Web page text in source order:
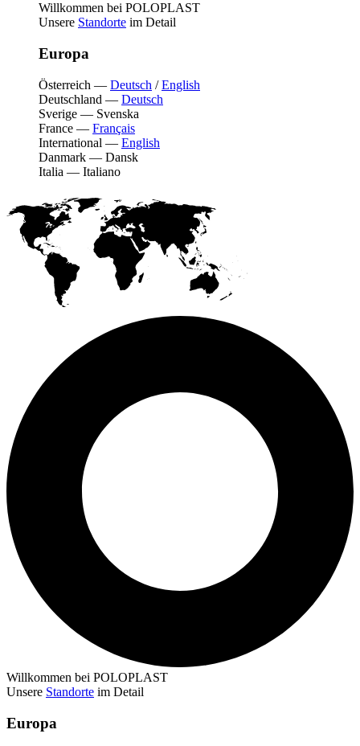
Willkommen bei POLOPLAST
Unsere Standorte im Detail
Europa
Österreich — Deutsch /English
Deutschland — Deutsch
Sverige — Svenska
France — Français
International — English
Danmark — Dansk
Italia — Italiano
Willkommen bei POLOPLAST
Unsere Standorte im Detail
Europa